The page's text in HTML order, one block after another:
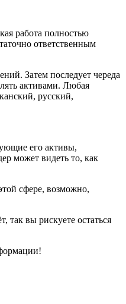
работа полностью
ответственным
Затем последует череда
активами. Любая
русский,
его активы,
может видеть то, как
сфере, возможно,
так вы рискуете остаться